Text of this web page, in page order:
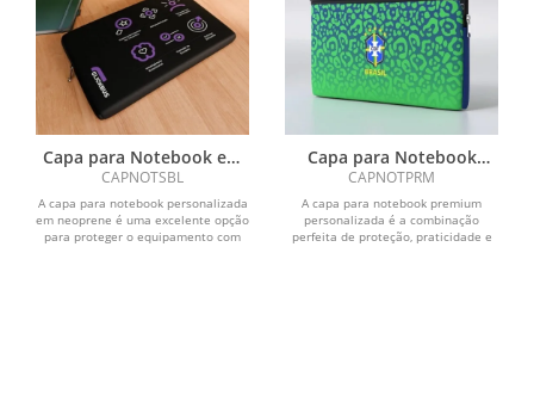
Capa para Notebook em
Sublimação Personalizada
CAPNOTSBL
A capa para notebook personalizada
em neoprene é uma excelente opção
para proteger o equipamento com
Capa para Notebook
Premium Personalizada
CAPNOTPRM
A capa para notebook premium
personalizada é a combinação
perfeita de proteção, praticidade e